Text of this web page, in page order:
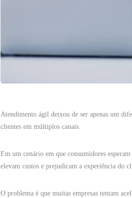
Atendimento ágil deixou de ser apenas um
clientes em múltiplos canais.
Em um cenário em que consumidores
elevam custos e prejudicam a experiência do
O problema é que muitas empresas tentam